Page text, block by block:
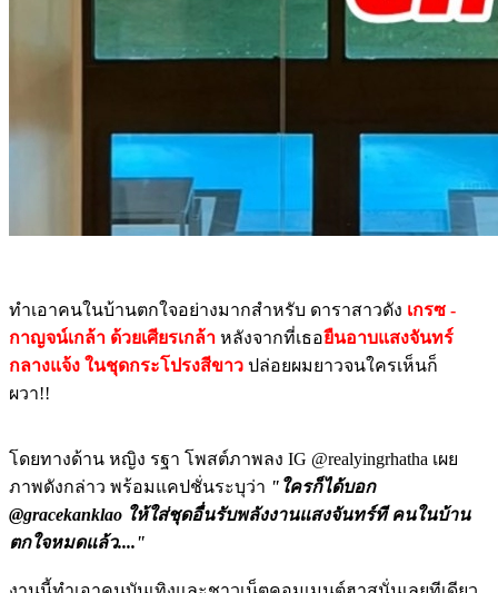
ทำเอาคนในบ้านตกใจอย่างมากสำหรับ ดาราสาวดัง เกรซ -
กาญจน์เกล้า ด้วยเศียรเกล้า หลังจากที่เธอยืนอาบแสงจันทร์
กลางแจ้ง ในชุดกระโปรงสีขาว ปล่อยผมยาวจนใครเห็นก็
ผวา!!
โดยทางด้าน หญิง รฐา โพสต์ภาพลง IG @realyingrhatha เผย
ภาพดังกล่าว พร้อมแคปชั่นระบุว่า "ใครก็ได้บอก
@gracekanklao ให้ใส่ชุดอื่นรับพลังงานแสงจันทร์ที คนในบ้าน
ตกใจหมดแล้ว...."